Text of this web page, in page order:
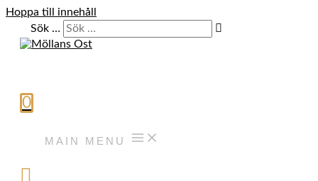
Hoppa till innehåll
Sök …
0
MAIN MENU